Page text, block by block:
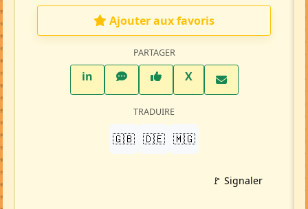
Ajouter aux favoris
PARTAGER
inLinkedInWhatsAppFacebook
XTwitter X
TRADUIRE
🇬🇧 🇩🇪 🇲🇬
🚩 Signaler